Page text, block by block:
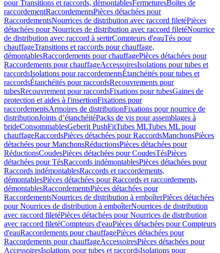
pour Transitions et raccords, démontablesFermeturesBoîtes de
raccordementRaccordementsPièces détachées pour
RaccordementsNourrices de distribution avec raccord filetéPièces
détachées pour Nourrices de distribution avec raccord filetéNourrice
de distribution avec raccord à sertirCompteurs d'eauTés pour
chauffageTransitions et raccords pour chauffage,
démontablesRaccordements pour chauffagePièces détachées pour
Raccordements pour chauffageAccessoiresIsolations pour tubes et
raccordsIsolations pour raccordementsÉtanchéités pour tubes et
raccordsÉtanchéités pour raccordsRecouvrements pour
tubesRecouvrement pour raccordsFixations pour tubesGaines de
protection et aides à l'insertionFixations pour
raccordementsArmoires de distributionFixations pour nourrice de
distributionJoints d’étanchéitéPacks de vis pour assemblages à
brideConsommablesGeberit PushFitTubes MLTubes ML pour
chauffageRaccordsPièces détachées pour RaccordsManchonsPièces
détachées pour ManchonsRéductionsPièces détachées pour
RéductionsCoudesPièces détachées pour CoudesTésPièces
détachées pour TésRaccords indémontablesPièces détachées pour
Raccords indémontablesRaccords et raccordements,
démontablesPièces détachées pour Raccords et raccordements,
démontablesRaccordementsPièces détachées pour
RaccordementsNourrices de distribution à emboîterPièces détachées
pour Nourrices de distribution à emboîterNourrices de distribution
avec raccord filetéPièces détachées pour Nourrices de distribution
avec raccord filetéCompteurs d'eauPièces détachées pour Compteurs
d'eauRaccordements pour chauffagePièces détachées pour
Raccordements pour chauffageAccessoiresPièces détachées pour
AccessoiresIsolations pour tubes et raccordsIsolations pour